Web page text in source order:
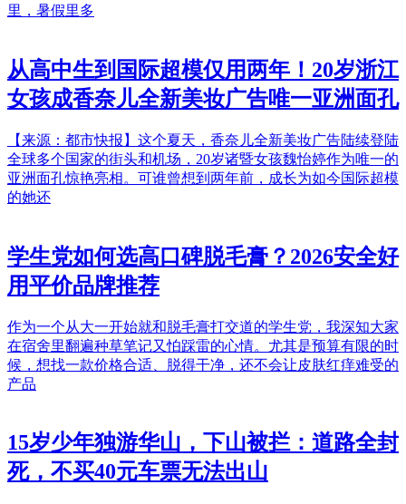
里，暑假里多
从高中生到国际超模仅用两年！20岁浙江
女孩成香奈儿全新美妆广告唯一亚洲面孔
【来源：都市快报】这个夏天，香奈儿全新美妆广告陆续登陆
全球多个国家的街头和机场，20岁诸暨女孩魏怡婷作为唯一的
亚洲面孔惊艳亮相。可谁曾想到两年前，成长为如今国际超模
的她还
学生党如何选高口碑脱毛膏？2026安全好
用平价品牌推荐
作为一个从大一开始就和脱毛膏打交道的学生党，我深知大家
在宿舍里翻遍种草笔记又怕踩雷的心情。尤其是预算有限的时
候，想找一款价格合适、脱得干净，还不会让皮肤红痒难受的
产品
15岁少年独游华山，下山被拦：道路全封
死，不买40元车票无法出山